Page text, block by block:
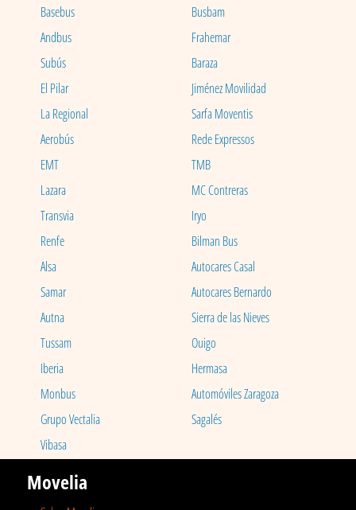
Basebus
Busbam
Andbus
Frahemar
Subús
Baraza
El Pilar
Jiménez Movilidad
La Regional
Sarfa Moventis
Aerobús
Rede Expressos
EMT
TMB
Lazara
MC Contreras
Transvia
Iryo
Renfe
Bilman Bus
Alsa
Autocares Casal
Samar
Autocares Bernardo
Autna
Sierra de las Nieves
Tussam
Ouigo
Iberia
Hermasa
Monbus
Automóviles Zaragoza
Grupo Vectalia
Sagalés
Vibasa
Movelia